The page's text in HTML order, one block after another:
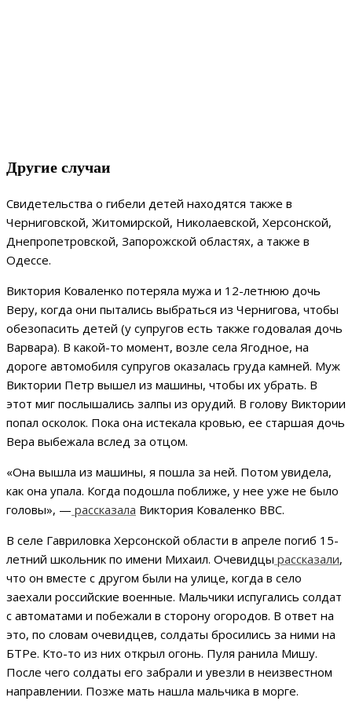
Другие случаи
Свидетельства о гибели детей находятся также в
Черниговской, Житомирской, Николаевской, Херсонской,
Днепропетровской, Запорожской областях, а также в
Одессе.
Виктория Коваленко потеряла мужа и 12-летнюю дочь
Веру, когда они пытались выбраться из Чернигова, чтобы
обезопасить детей (у супругов есть также годовалая дочь
Варвара). В какой-то момент, возле села Ягодное, на
дороге автомобиля супругов оказалась груда камней. Муж
Виктории Петр вышел из машины, чтобы их убрать. В
этот миг послышались залпы из орудий. В голову Виктории
попал осколок. Пока она истекала кровью, ее старшая дочь
Вера выбежала вслед за отцом.
«Она вышла из машины, я пошла за ней. Потом увидела,
как она упала. Когда подошла поближе, у нее уже не было
головы», — рассказала Виктория Коваленко BBC.
В селе Гавриловка Херсонской области в апреле погиб 15-
летний школьник по имени Михаил. Очевидцы рассказали,
что он вместе с другом были на улице, когда в село
заехали российские военные. Мальчики испугались солдат
с автоматами и побежали в сторону огородов. В ответ на
это, по словам очевидцев, солдаты бросились за ними на
БТРе. Кто-то из них открыл огонь. Пуля ранила Мишу.
После чего солдаты его забрали и увезли в неизвестном
направлении. Позже мать нашла мальчика в морге.